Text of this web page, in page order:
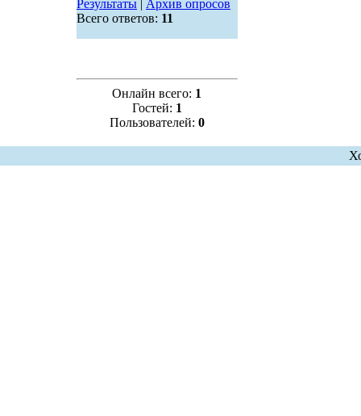
Результаты| Архив опросов
Всего ответов: 11
Онлайн всего: 1
Гостей: 1
Пользователей: 0